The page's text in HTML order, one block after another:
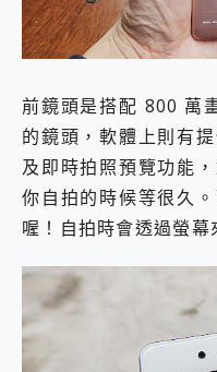
前鏡頭是搭配 800 萬
的鏡頭，軟體上則有
及即時拍照預覽功能
你自拍的時候等很久
喔！自拍時會透過螢幕